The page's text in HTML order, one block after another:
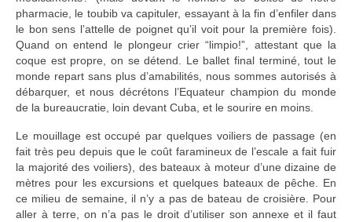
pharmacie, le toubib va capituler, essayant à la fin d’enfiler dans
le bon sens l’attelle de poignet qu’il voit pour la première fois).
Quand on entend le plongeur crier “limpio!”, attestant que la
coque est propre, on se détend. Le ballet final terminé, tout le
monde repart sans plus d’amabilités, nous sommes autorisés à
débarquer, et nous décrétons l’Equateur champion du monde
de la bureaucratie, loin devant Cuba, et le sourire en moins.
Le mouillage est occupé par quelques voiliers de passage (en
fait très peu depuis que le coût faramineux de l’escale a fait fuir
la majorité des voiliers), des bateaux à moteur d’une dizaine de
mètres pour les excursions et quelques bateaux de pêche. En
ce milieu de semaine, il n’y a pas de bateau de croisière. Pour
aller à terre, on n’a pas le droit d’utiliser son annexe et il faut